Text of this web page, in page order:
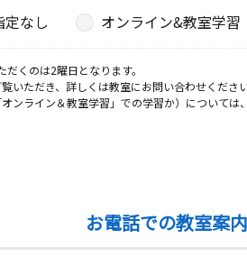
定なし オンライン&教室学習
くのは2曜日となります。
ただき、詳しくは教室にお問い合わせくださ
ライン＆教室学習」での学習か）については
お電話での教室案内